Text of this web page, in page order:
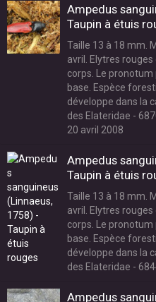
Ampedus
Taupin à étuis
Taille 13 à 18 mm.
avril. Elytres
corps. Le
base. Espèce
développe dans la
des Elateridae -
20 avril 2008
Ampedus
Taupin à étuis
Taille 13 à 18 mm.
avril. Elytres
corps. Le
base. Espèce
développe dans la
des Elateridae -
Ampedus